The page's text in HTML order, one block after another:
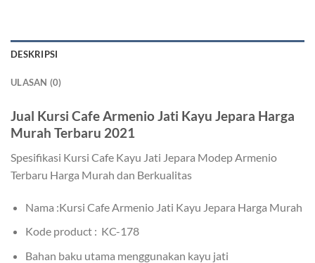
DESKRIPSI
ULASAN (0)
Jual Kursi Cafe Armenio Jati Kayu Jepara Harga
Murah Terbaru 2021
Spesifikasi Kursi Cafe Kayu Jati Jepara Modep Armenio
Terbaru Harga Murah dan Berkualitas
Nama :Kursi Cafe Armenio Jati Kayu Jepara Harga Murah
Kode product : KC-178
Bahan baku utama menggunakan kayu jati